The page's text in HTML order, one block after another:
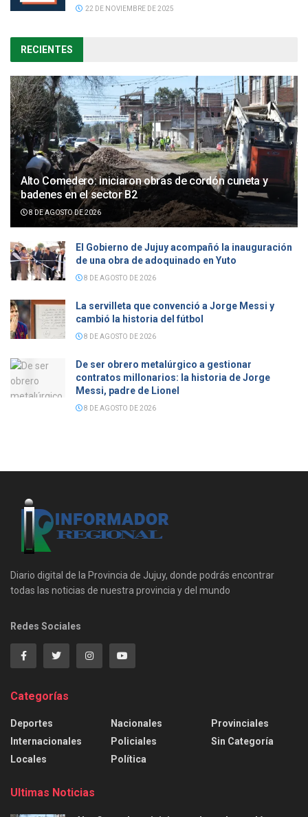
22 DE NOVIEMBRE DE 2025
RECIENTES
Alto Comedero: iniciaron obras de cordón cuneta y
badenes en el sector B2
8 DE AGOSTO DE 2026
El Gobierno de Jujuy acompañó la inauguración
de una obra de adoquinado en Yuto
8 DE AGOSTO DE 2026
La servilleta que convenció a Jorge Messi y
cambió la historia del fútbol
8 DE AGOSTO DE 2026
De ser obrero metalúrgico a gestionar
contratos millonarios: la historia de Jorge
Messi, padre de Lionel
8 DE AGOSTO DE 2026
Diario digital de la Provincia de Jujuy, donde podrás encontrar
todas las noticias de nuestra provincia y del mundo
Redes Sociales
Categorías
Deportes
Internacionales
Locales
Nacionales
Policiales
Política
Provinciales
Sin Categoría
Ultimas Noticias